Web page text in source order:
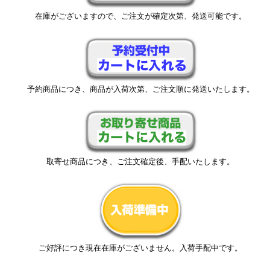
在庫がございますので、ご注文が確定次第、発送可能です。
予約商品につき、商品が入荷次第、ご注文順に発送いたします。
取寄せ商品につき、ご注文確定後、手配いたします。
ご好評につき現在在庫がございません。入荷手配中です。